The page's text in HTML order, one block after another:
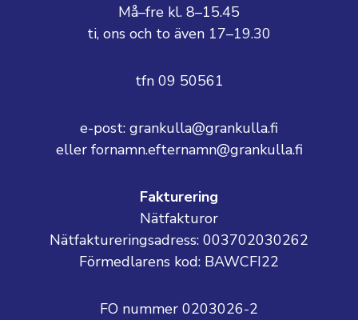
Må–fre kl. 8–15.45
ti, ons och to även 17–19.30
tfn 09 50561
e-post: grankulla@grankulla.fi
eller fornamn.efternamn@grankulla.fi
Fakturering
Nätfakturor
Nätfaktureringsadress: 003702030262
Förmedlarens kod: BAWCFI22
FO nummer 0203026-2